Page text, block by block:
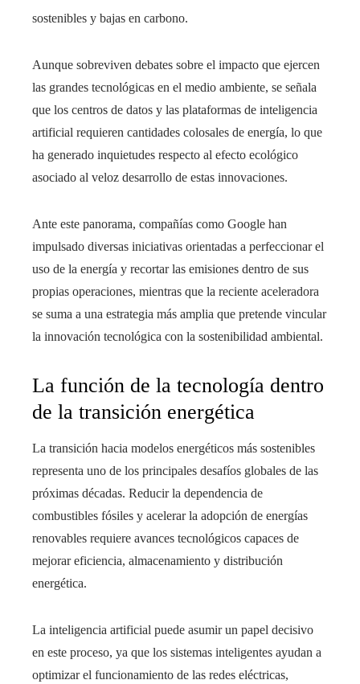
sostenibles y bajas en carbono.
Aunque sobreviven debates sobre el impacto que ejercen
las grandes tecnológicas en el medio ambiente, se señala
que los centros de datos y las plataformas de inteligencia
artificial requieren cantidades colosales de energía, lo que
ha generado inquietudes respecto al efecto ecológico
asociado al veloz desarrollo de estas innovaciones.
Ante este panorama, compañías como Google han
impulsado diversas iniciativas orientadas a perfeccionar el
uso de la energía y recortar las emisiones dentro de sus
propias operaciones, mientras que la reciente aceleradora
se suma a una estrategia más amplia que pretende vincular
la innovación tecnológica con la sostenibilidad ambiental.
La función de la tecnología dentro
de la transición energética
La transición hacia modelos energéticos más sostenibles
representa uno de los principales desafíos globales de las
próximas décadas. Reducir la dependencia de
combustibles fósiles y acelerar la adopción de energías
renovables requiere avances tecnológicos capaces de
mejorar eficiencia, almacenamiento y distribución
energética.
La inteligencia artificial puede asumir un papel decisivo
en este proceso, ya que los sistemas inteligentes ayudan a
optimizar el funcionamiento de las redes eléctricas,